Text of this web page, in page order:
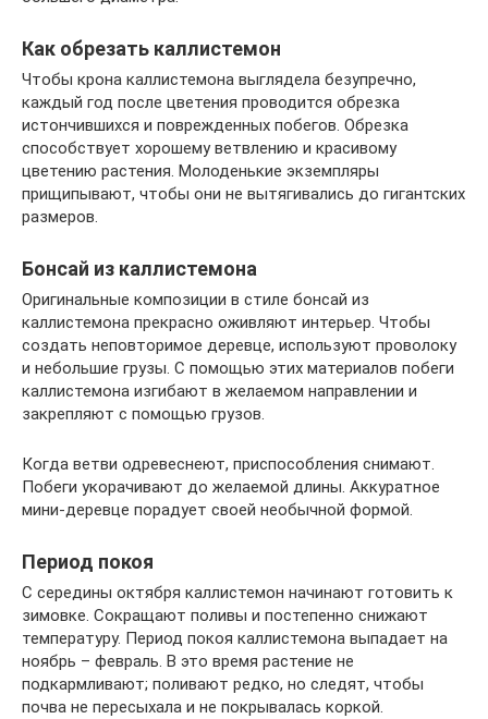
Как обрезать каллистемон
Чтобы крона каллистемона выглядела безупречно,
каждый год после цветения проводится обрезка
истончившихся и поврежденных побегов. Обрезка
способствует хорошему ветвлению и красивому
цветению растения. Молоденькие экземпляры
прищипывают, чтобы они не вытягивались до гигантских
размеров.
Бонсай из каллистемона
Оригинальные композиции в стиле бонсай из
каллистемона прекрасно оживляют интерьер. Чтобы
создать неповторимое деревце, используют проволоку
и небольшие грузы. С помощью этих материалов побеги
каллистемона изгибают в желаемом направлении и
закрепляют с помощью грузов.
Когда ветви одревеснеют, приспособления снимают.
Побеги укорачивают до желаемой длины. Аккуратное
мини-деревце порадует своей необычной формой.
Период покоя
С середины октября каллистемон начинают готовить к
зимовке. Сокращают поливы и постепенно снижают
температуру. Период покоя каллистемона выпадает на
ноябрь – февраль. В это время растение не
подкармливают; поливают редко, но следят, чтобы
почва не пересыхала и не покрывалась коркой.